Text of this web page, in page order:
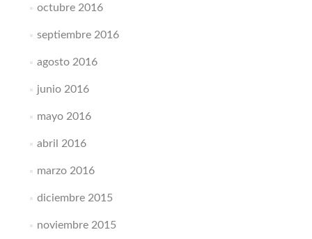
octubre 2016
septiembre 2016
agosto 2016
junio 2016
mayo 2016
abril 2016
marzo 2016
diciembre 2015
noviembre 2015